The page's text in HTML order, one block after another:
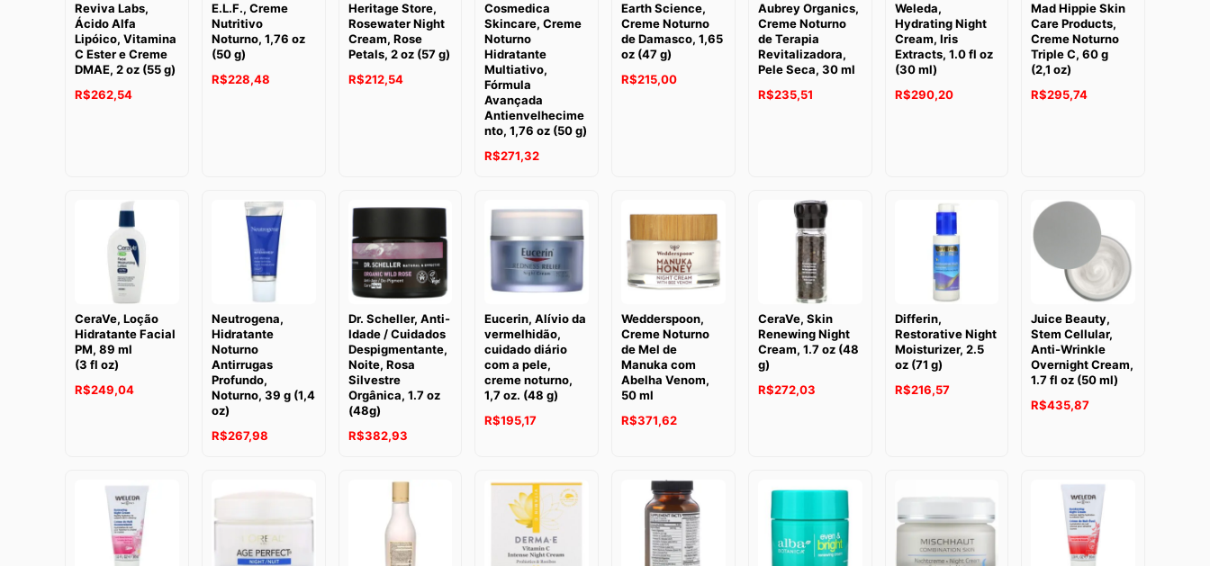
Reviva Labs,
Ácido Alfa
Lipóico, Vitamina
C Ester e Creme
DMAE, 2 oz (55 g)
R$262,54
E.L.F., Creme
Nutritivo
Noturno, 1,76 oz
(50 g)
R$228,48
Heritage Store,
Rosewater Night
Cream, Rose
Petals, 2 oz (57 g)
R$212,54
Cosmedica
Skincare, Creme
Noturno
Hidratante
Multiativo,
Fórmula
Avançada
Antienvelhecime
nto, 1,76 oz (50 g)
R$271,32
Earth Science,
Creme Noturno
de Damasco, 1,65
oz (47 g)
R$215,00
Aubrey Organics,
Creme Noturno
de Terapia
Revitalizadora,
Pele Seca, 30 ml
R$235,51
Weleda,
Hydrating Night
Cream, Iris
Extracts, 1.0 fl oz
(30 ml)
R$290,20
Mad Hippie Skin
Care Products,
Creme Noturno
Triple C, 60 g
(2,1 oz)
R$295,74
CeraVe, Loção
Hidratante Facial
PM, 89 ml
(3 fl oz)
R$249,04
Neutrogena,
Hidratante
Noturno
Antirrugas
Profundo,
Noturno, 39 g (1,4
oz)
R$267,98
Dr. Scheller, Anti-
Idade / Cuidados
Despigmentante,
Noite, Rosa
Silvestre
Orgânica, 1.7 oz
(48g)
R$382,93
Eucerin, Alívio da
vermelhidão,
cuidado diário
com a pele,
creme noturno,
1,7 oz. (48 g)
R$195,17
Wedderspoon,
Creme Noturno
de Mel de
Manuka com
Abelha Venom,
50 ml
R$371,62
CeraVe, Skin
Renewing Night
Cream, 1.7 oz (48
g)
R$272,03
Differin,
Restorative Night
Moisturizer, 2.5
oz (71 g)
R$216,57
Juice Beauty,
Stem Cellular,
Anti-Wrinkle
Overnight Cream,
1.7 fl oz (50 ml)
R$435,87